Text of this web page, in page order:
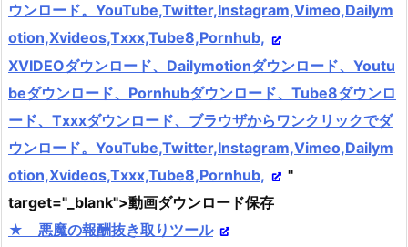
ウンロード。YouTube,Twitter,Instagram,Vimeo,Dailym
otion,Xvideos,Txxx,Tube8,Pornhub,
XVIDEOダウンロード、Dailymotionダウンロード、Youtu
beダウンロード、Pornhubダウンロード、Tube8ダウンロ
ード、Txxxダウンロード、ブラウザからワンクリックでダ
ウンロード。YouTube,Twitter,Instagram,Vimeo,Dailym
otion,Xvideos,Txxx,Tube8,Pornhub,
"
target="_blank">動画ダウンロード保存
★ 悪魔の報酬抜き取りツール